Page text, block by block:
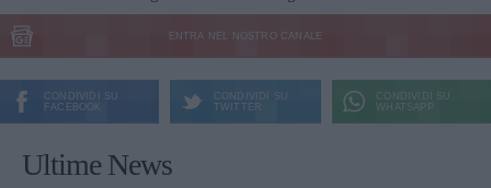
ENTRA NEL NOSTRO CANALE
CONDIVIDI SU
FACEBOOK
CONDIVIDI SU
TWITTER
CONDIVIDI SU
WHATSAPP
Ultime News